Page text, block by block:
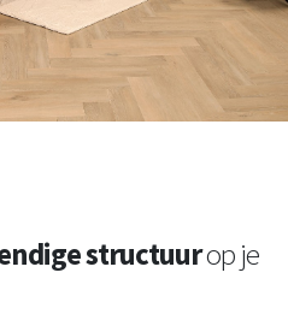
structuurop je